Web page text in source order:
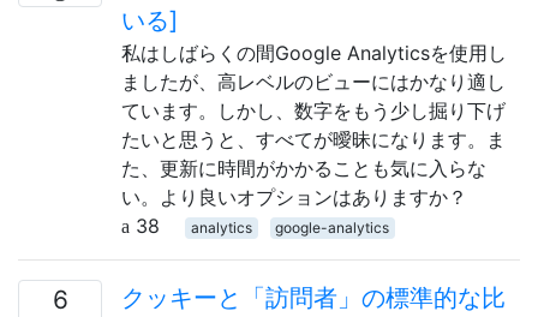
いる]
私はしばらくの間Google Analyticsを使用し
ましたが、高レベルのビューにはかなり適し
ています。しかし、数字をもう少し掘り下げ
たいと思うと、すべてが曖昧になります。ま
た、更新に時間がかかることも気に入らな
い。より良いオプションはありますか？
38
analytics google-analytics
6
クッキーと「訪問者」の標準的な比